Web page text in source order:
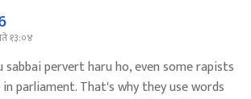
१३:०४
sabbai pervert haru ho, even some rapists
parliament. That's why they use words